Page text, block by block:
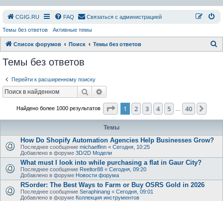
СGIG.RU FAQ Связаться с администрацией
Темы без ответов Активные темы
Список форумов Поиск Темы без ответов
Темы без ответов
Перейти к расширенному поиску
Поиск
Найдено более 1000 результатов Страница из 40
1 2 3 4 5 40
Темы
How Do Shopify Automation Agencies Help Businesses Grow?
Последнее сообщение michaelfinn « Сегодня, 10:25
Добавлено в форуме 3D/2D Модели
What must I look into while purchasing a flat in Gaur City?
Последнее сообщение Reeltor88 « Сегодня, 09:20
Добавлено в форуме Новости форума
RSorder: The Best Ways to Farm or Buy OSRS Gold in 2026
Последнее сообщение Seraphinang « Сегодня, 09:01
Добавлено в форуме Коллекция инструментов